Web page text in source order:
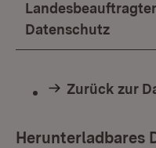
Datenschutz
Zurück zur
Herunterladbares